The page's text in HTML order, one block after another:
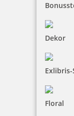
Dekor
Floral